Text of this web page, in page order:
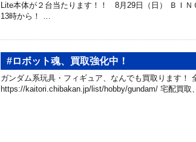
Lite本体が２台当たります！！ 8月29日（日） ＢＩＮ
13時から！ …
#ロボット魂、買取強化中！
ガンダム系玩具・フィギュア、なんでも買取ります！
https://kaitori.chibakan.jp/list/hobby/gundam/ 宅配買